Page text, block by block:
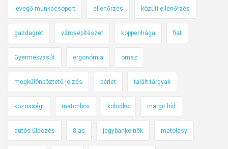
levegő munkacsoport ellenőrzés közúti ellenőrzés
gazdagrét városépítészet koppenhága fiat
Gyermekvasút ergonómia omsz
megkülönböztető jelzés bérlet talált tárgyak
közösségi matchbox kolodko margit híd
autós üldözés 8-as jegybankelnök matolcsy